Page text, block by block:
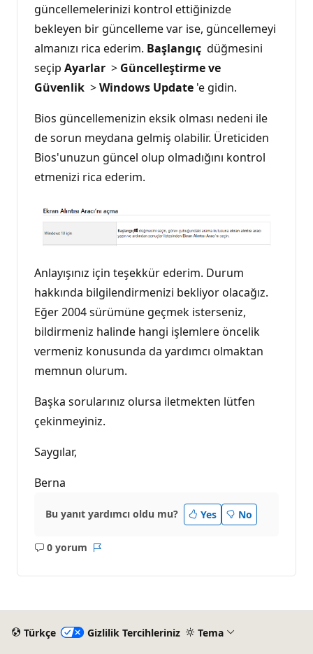
güncellemelerinizi kontrol ettiğinizde
bekleyen bir güncelleme var ise, güncellemeyi
almanızı rica ederim. Başlangıç düğmesini
seçip Ayarlar > Güncelleştirme ve
Güvenlik >Windows Update 'e gidin.
Bios güncellemenizin eksik olması nedeni ile
de sorun meydana gelmiş olabilir. Üreticiden
Bios'unuzun güncel olup olmadığını kontrol
etmenizi rica ederim.
Anlayışınız için teşekkür ederim. Durum
hakkında bilgilendirmenizi bekliyor olacağız.
Eğer 2004 sürümüne geçmek isterseniz,
bildirmeniz halinde hangi işlemlere öncelik
vermeniz konusunda da yardımcı olmaktan
memnun olurum.
Başka sorularınız olursa iletmekten lütfen
çekinmeyiniz.
Saygılar,
Berna
Bu yanıt yardımcı oldu mu? Yes No
0 yorum
Açıklama
Türkçe Gizlilik Tercihleriniz Tema